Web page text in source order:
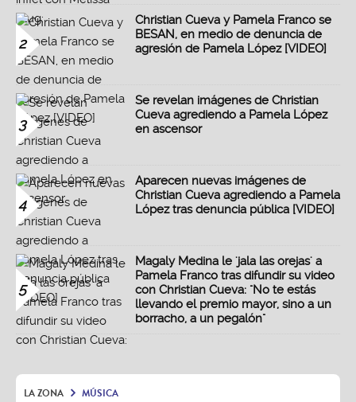
2
Christian Cueva y Pamela Franco se
BESAN, en medio de denuncia de
agresión de Pamela López [VIDEO]
3
Se revelan imágenes de Christian
Cueva agrediendo a Pamela López
en ascensor
4
Aparecen nuevas imágenes de
Christian Cueva agrediendo a Pamela
López tras denuncia pública [VIDEO]
5
Magaly Medina le 'jala las orejas' a
Pamela Franco tras difundir su video
con Christian Cueva: "No te estás
llevando el premio mayor, sino a un
borracho, a un pegalón"
LA ZONA MÚSICA